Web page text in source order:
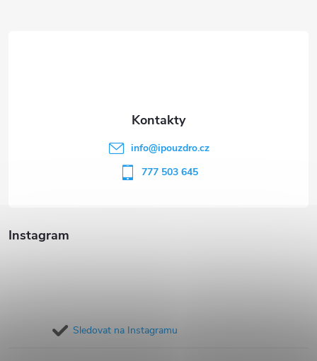
Instagram
Sledovat na Instagramu
info@ipouzdro.cz
777 503 645